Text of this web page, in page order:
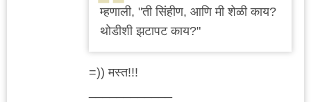
म्हणाली, "ती सिंहीण, आणि मी शेळी काय?
थोडीशी झटापट काय?"
=)) मस्त!!!